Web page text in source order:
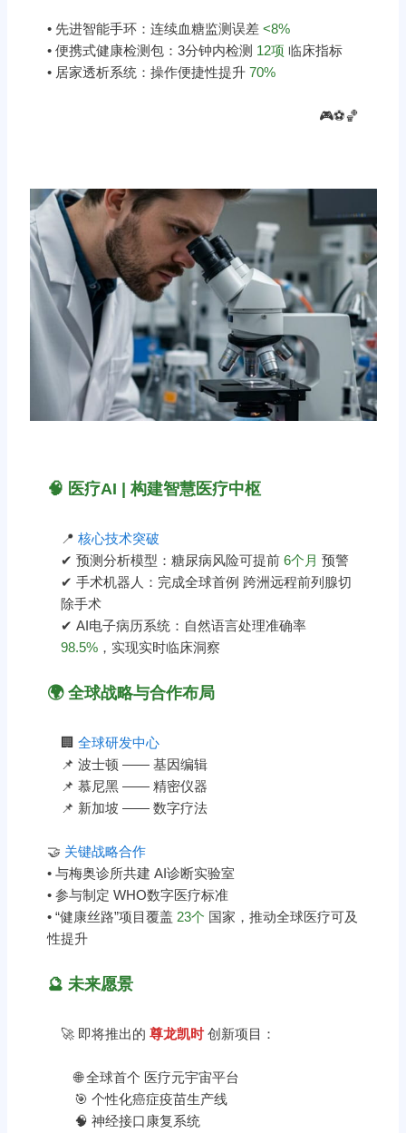
• 先进智能手环：连续血糖监测误差<8%
• 便携式健康检测包：3分钟内检测 12项 临床指标
• 居家透析系统：操作便捷性提升70%
🎮⚽️🏀
🧠 医疗AI | 构建智慧医疗中枢
📍核心技术突破
✔ 预测分析模型：糖尿病风险可提前6个月 预警
✔ 手术机器人：完成全球首例 跨洲远程前列腺切
除手术
✔ AI电子病历系统：自然语言处理准确率
98.5% ，实现实时临床洞察
🌍 全球战略与合作布局
🏢全球研发中心
📌 波士顿 —— 基因编辑
📌 慕尼黑 —— 精密仪器
📌 新加坡 —— 数字疗法
🤝 关键战略合作
• 与梅奥诊所共建 AI诊断实验室
• 参与制定 WHO数字医疗标准
• “健康丝路”项目覆盖 23个 国家，推动全球医疗可及
性提升
🔮 未来愿景
🚀 即将推出的尊龙凯时创新项目：
🌐 全球首个 医疗元宇宙平台
🎯 个性化癌症疫苗生产线
🧠 神经接口康复系统